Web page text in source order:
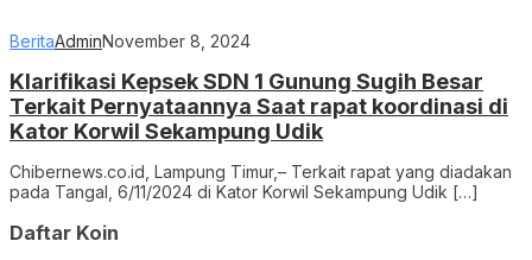
BeritaAdminNovember 8, 2024
Klarifikasi Kepsek SDN 1 Gunung Sugih Besar
Terkait Pernyataannya Saat rapat koordinasi di
Kator Korwil Sekampung Udik
Chibernews.co.id, Lampung Timur,– Terkait rapat yang diadakan
pada Tangal, 6/11/2024 di Kator Korwil Sekampung Udik […]
Daftar Koin